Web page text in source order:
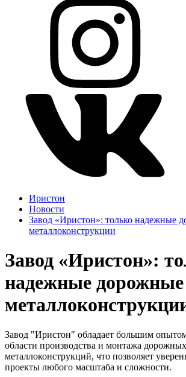
Иристон
Новости
Завод «Иристон»: только надежные
металлоконструкции
Завод «Иристон»:
надежные дорожные
Завод "Иристон" обладает большим
области производства и монтажа дорожных
металлоконструкций, что позволяет
проекты любого масштаба и сложности.